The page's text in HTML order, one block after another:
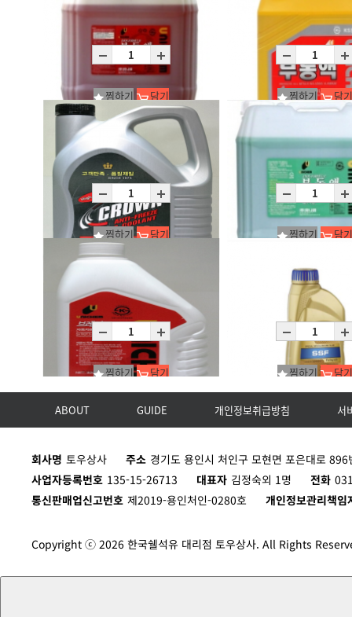
유니켐 부동액_적색
P18L
찜하기 담기
유니켐 부동액_적색
찜하기 담기
극동 부동액
찜하기 담기
유니켐 부동액(녹색)
찜하기 담기
유니켐 브레이크액
C10X0.8L
찜하기 담기
C12X1L
찜하기 담기
ABOUT GUIDE 개인정보취급방침 서
회사명 토우상사 주소 경기도 용인시 처인구 모현면 포은대로
사업자등록번호 135-15-26713 대표자 김정숙외 1명 전화
통신판매업신고번호 제2019-용인처인-0280호 개인정보관리책임
Copyright ⓒ 2026 한국쉘석유 대리점 토우상사. All Rights